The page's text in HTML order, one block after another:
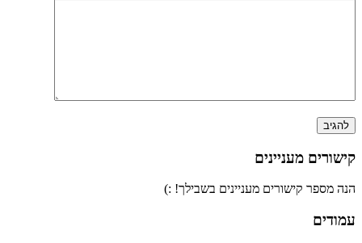
קישורים מעניינים
הנה מספר קישורים מעניינים בשבילך! :)
עמודים